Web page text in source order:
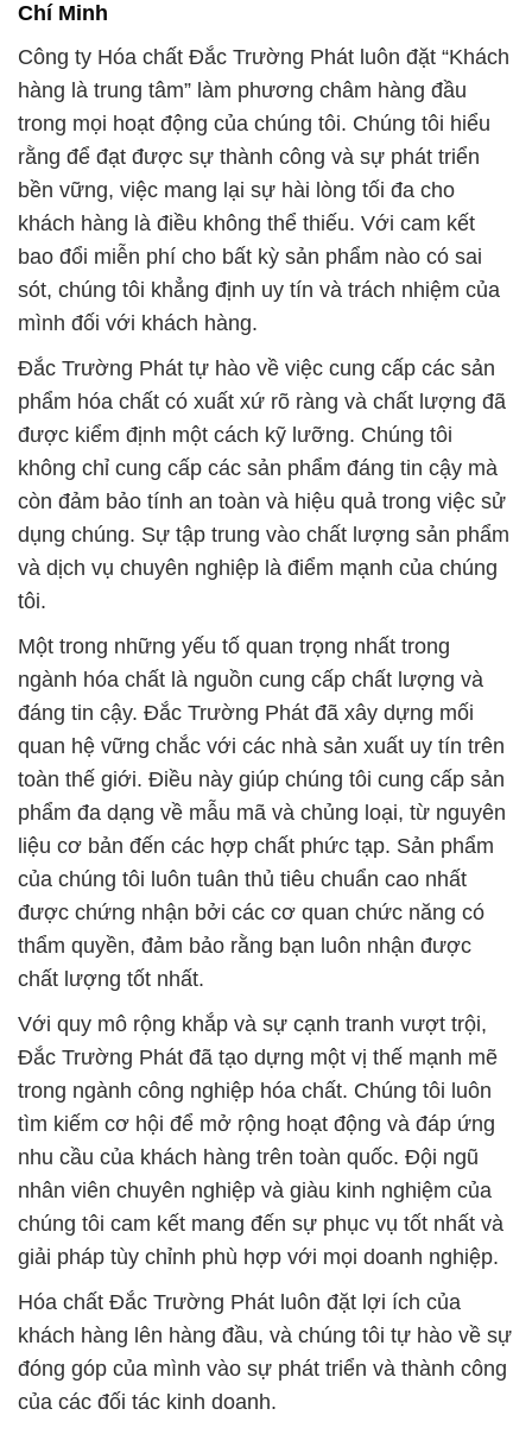
Chí Minh
Công ty Hóa chất Đắc Trường Phát luôn đặt “Khách
hàng là trung tâm” làm phương châm hàng đầu
trong mọi hoạt động của chúng tôi. Chúng tôi hiểu
rằng để đạt được sự thành công và sự phát triển
bền vững, việc mang lại sự hài lòng tối đa cho
khách hàng là điều không thể thiếu. Với cam kết
bao đổi miễn phí cho bất kỳ sản phẩm nào có sai
sót, chúng tôi khẳng định uy tín và trách nhiệm của
mình đối với khách hàng.
Đắc Trường Phát tự hào về việc cung cấp các sản
phẩm hóa chất có xuất xứ rõ ràng và chất lượng đã
được kiểm định một cách kỹ lưỡng. Chúng tôi
không chỉ cung cấp các sản phẩm đáng tin cậy mà
còn đảm bảo tính an toàn và hiệu quả trong việc sử
dụng chúng. Sự tập trung vào chất lượng sản phẩm
và dịch vụ chuyên nghiệp là điểm mạnh của chúng
tôi.
Một trong những yếu tố quan trọng nhất trong
ngành hóa chất là nguồn cung cấp chất lượng và
đáng tin cậy. Đắc Trường Phát đã xây dựng mối
quan hệ vững chắc với các nhà sản xuất uy tín trên
toàn thế giới. Điều này giúp chúng tôi cung cấp sản
phẩm đa dạng về mẫu mã và chủng loại, từ nguyên
liệu cơ bản đến các hợp chất phức tạp. Sản phẩm
của chúng tôi luôn tuân thủ tiêu chuẩn cao nhất
được chứng nhận bởi các cơ quan chức năng có
thẩm quyền, đảm bảo rằng bạn luôn nhận được
chất lượng tốt nhất.
Với quy mô rộng khắp và sự cạnh tranh vượt trội,
Đắc Trường Phát đã tạo dựng một vị thế mạnh mẽ
trong ngành công nghiệp hóa chất. Chúng tôi luôn
tìm kiếm cơ hội để mở rộng hoạt động và đáp ứng
nhu cầu của khách hàng trên toàn quốc. Đội ngũ
nhân viên chuyên nghiệp và giàu kinh nghiệm của
chúng tôi cam kết mang đến sự phục vụ tốt nhất và
giải pháp tùy chỉnh phù hợp với mọi doanh nghiệp.
Hóa chất Đắc Trường Phát luôn đặt lợi ích của
khách hàng lên hàng đầu, và chúng tôi tự hào về sự
đóng góp của mình vào sự phát triển và thành công
của các đối tác kinh doanh.